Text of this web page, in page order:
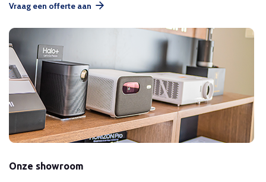
Vraag een offerte aan
Onze showroom